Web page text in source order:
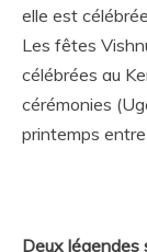
elle est
Les fêtes
célébrées au
cérémonies
printemps
Deux légendes